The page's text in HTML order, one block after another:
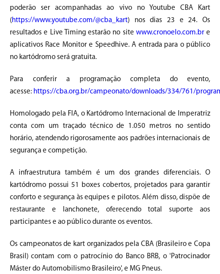
poderão ser acompanhadas ao vivo no Youtube CBA Kart
(https://www.youtube.com/@cba_kart) nos dias 23 e 24. Os
resultados e Live Timing estarão no site www.cronoelo.com.bre
aplicativos Race Monitor e Speedhive. A entrada para o público
no kartódromo será gratuita.
Para conferir a programação completa do evento,
acesse: https://cba.org.br/campeonato/downloads/334/761/
Homologado pela FIA, o Kartódromo Internacional de Imperatriz
conta com um traçado técnico de 1.050 metros no sentido
horário, atendendo rigorosamente aos padrões internacionais de
segurança e competição.
A infraestrutura também é um dos grandes diferenciais. O
kartódromo possui 51 boxes cobertos, projetados para garantir
conforto e segurança às equipes e pilotos. Além disso, dispõe de
restaurante e lanchonete, oferecendo total suporte aos
participantes e ao público durante os eventos.
Os campeonatos de kart organizados pela CBA (Brasileiro e Copa
Brasil) contam com o patrocínio do Banco BRB, o 'Patrocinador
Máster do Automobilismo Brasileiro', e MG Pneus.